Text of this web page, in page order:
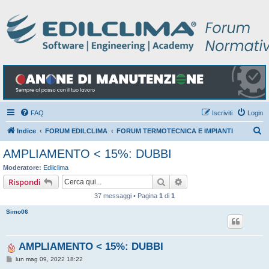
FAQ Login
Iscriviti
Indice FORUM EDILCLIMA FORUM TERMOTECNICA E IMPIANTI
AMPLIAMENTO < 15%: DUBBI
Moderatore: Edilclima
Rispondi Cerca
37 messaggi • Pagina 1 di 1
Simo06
AMPLIAMENTO < 15%: DUBBI
Mlun mag 09, 2022 18:22